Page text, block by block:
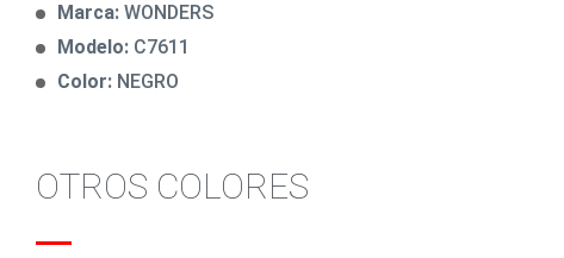
Marca: WONDERS
Modelo: C7611
Color: NEGRO
OTROS COLORES